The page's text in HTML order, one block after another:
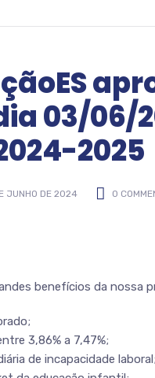
03/06/
2025
JUNHO DE 2024 0
benefícios da nossa
3,86% a 7,47%;
de incapacidade laboral;